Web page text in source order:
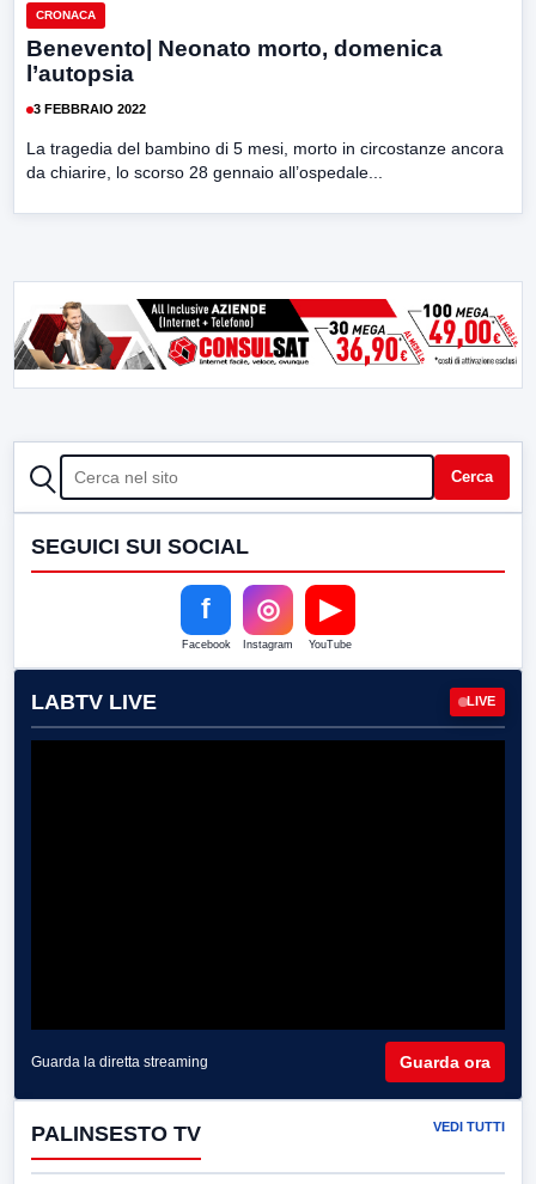
CRONACA
Benevento| Neonato morto, domenica
l’autopsia
3 FEBBRAIO 2022
La tragedia del bambino di 5 mesi, morto in circostanze ancora
da chiarire, lo scorso 28 gennaio all’ospedale...
CERCA Cerca
SEGUICI SUI SOCIAL
f
Facebook
◎
Instagram
▶
YouTube
LABTV LIVE LIVE
Guarda la diretta streaming Guarda ora
PALINSESTO TV VEDI TUTTI